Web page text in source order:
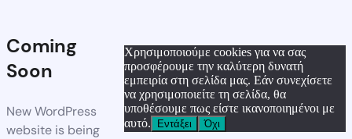
Coming
Soon
New WordPress
website is being
Χρησιμοποιούμε cookies για να σας
προσφέρουμε την καλύτερη δυνατή
εμπειρία στη σελίδα μας. Εάν συνεχίσετε
να χρησιμοποιείτε τη σελίδα, θα
υποθέσουμε πως είστε ικανοποιημένοι με
αυτό.
Εντάξει Όχι